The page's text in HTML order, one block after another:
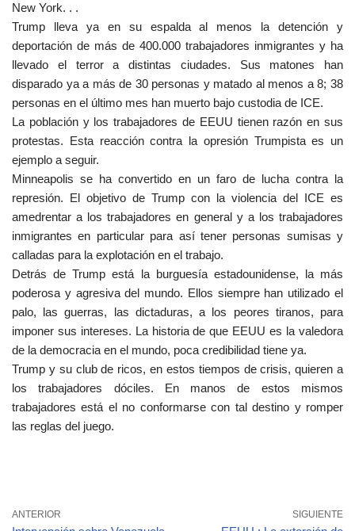
New York. . .
Trump lleva ya en su espalda al menos la detención y
deportación de más de 400.000 trabajadores inmigrantes y ha
llevado el terror a distintas ciudades. Sus matones han
disparado ya a más de 30 personas y matado al menos a 8; 38
personas en el último mes han muerto bajo custodia de ICE.
La población y los trabajadores de EEUU tienen razón en sus
protestas. Esta reacción contra la opresión Trumpista es un
ejemplo a seguir.
Minneapolis se ha convertido en un faro de lucha contra la
represión. El objetivo de Trump con la violencia del ICE es
amedrentar a los trabajadores en general y a los trabajadores
inmigrantes en particular para así tener personas sumisas y
calladas para la explotación en el trabajo.
Detrás de Trump está la burguesía estadounidense, la más
poderosa y agresiva del mundo. Ellos siempre han utilizado el
palo, las guerras, las dictaduras, a los peores tiranos, para
imponer sus intereses. La historia de que EEUU es la valedora
de la democracia en el mundo, poca credibilidad tiene ya.
Trump y su club de ricos, en estos tiempos de crisis, quieren a
los trabajadores dóciles. En manos de estos mismos
trabajadores está el no conformarse con tal destino y romper
las reglas del juego.
ANTERIOR SIGUIENTE